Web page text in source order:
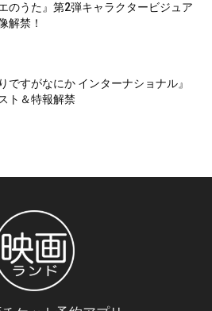
エのうた』第2弾キャラクタービジュア
解禁！
ですがなにか インターナショナル』
ト＆特報解禁